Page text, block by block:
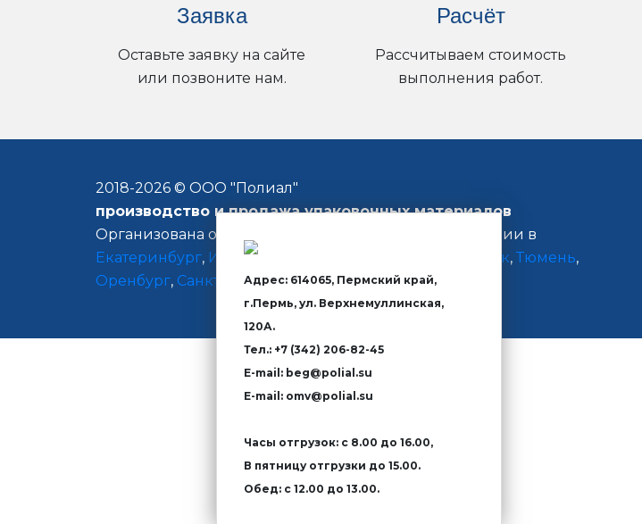
Заявка
Оставьте заявку на сайте
или позвоните нам.
Расчёт
Рассчитываем стоимость
выполнения работ.
Адрес: 614065, Пермский край,
г.Пермь, ул. Верхнемуллинская,
120А.
Тел.: +7 (342) 206-82-45
E-mail: beg@polial.su
E-mail: omv@polial.su
Часы отгрузок: с 8.00 до 16.00,
В пятницу отгрузки до 15.00.
Обед: с 12.00 до 13.00.
2018-2026 © ООО "Полиал"
производство и продажаупаковочных материалов
Организована оперативная доставка нашей продукции в
Екатеринбург, Ижевск Красноярск, Тюмень,
Оренбург, Санкт-Петербург